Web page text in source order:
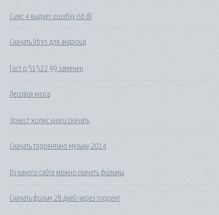
Симс 4 выдает ошибку rld dll
Скачать litres для андроид
Гост р 51522 99 заменен
Лесовик книга
Эрнест холмс книги скачать
Скачать торрентино музыку 2014
Из какого сайта можно скачать фильмы
Скачать фильм 28 дней через торрент